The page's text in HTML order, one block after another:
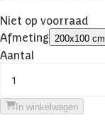
Niet op voorraad
Afmeting 200x100 cm
Aantal
1
In winkelwagen